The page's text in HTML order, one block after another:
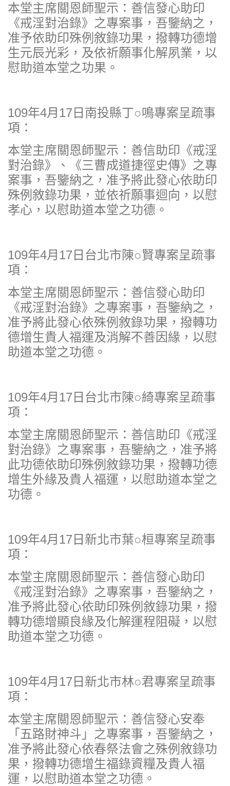
本堂主席關恩師聖示：善信發心助印
《戒淫對治錄》之專案事，吾鑒納之，
准予依助印殊例敘錄功果，撥轉功德增
生元辰光彩，及依祈願事化解夙業，以
慰助道本堂之功果。
109年4月17日南投縣丁○鳴專案呈疏事
項：
本堂主席關恩師聖示：善信助印《戒淫
對治錄》、《三曹成道捷徑史傳》之專
案事，吾鑒納之，准予將此發心依助印
殊例敘錄功果，並依祈願事迴向，以慰
孝心，以慰助道本堂之功德。
109年4月17日台北市陳○賢專案呈疏事
項：
本堂主席關恩師聖示：善信發心助印
《戒淫對治錄》之專案事，吾鑒納之，
准予將此發心依殊例敘錄功果，撥轉功
德增生貴人福運及消解不善因緣，以慰
助道本堂之功德。
109年4月17日台北市陳○綺專案呈疏事
項：
本堂主席關恩師聖示：善信助印《戒淫
對治錄》之專案事，吾鑒納之，准予將
此功德依助印殊例敘錄功果，撥轉功德
增生外緣及貴人福運，以慰助道本堂之
功德。
109年4月17日新北市葉○桓專案呈疏事
項：
本堂主席關恩師聖示：善信發心助印
《戒淫對治錄》之專案事，吾鑒納之，
准予將此發心依助印殊例敘錄功果，撥
轉功德增顯良緣及化解運程阻礙，以慰
助道本堂之功德。
109年4月17日新北市林○君專案呈疏事
項：
本堂主席關恩師聖示：善信發心安奉
「五路財神斗」之專案事，吾鑒納之，
准予將此發心依春祭法會之殊例敘錄功
果，撥轉功德增生福錄資糧及貴人福
運，以慰助道本堂之功德。